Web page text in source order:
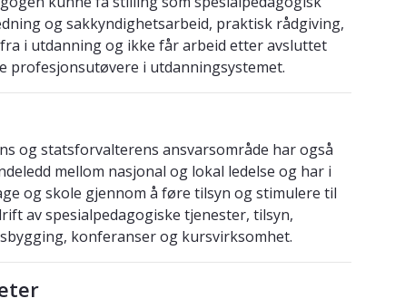
og sakkyndighetsarbeid, praktisk rådgiving,
i utdanning og ikke får arbeid etter avsluttet
profesjonsutøvere i utdanningsystemet.
og statsforvalterens ansvarsområde har også
mellom nasjonal og lokal ledelse og har i
og skole gjennom å føre tilsyn og stimulere til
av spesialpedagogiske tjenester, tilsyn,
konferanser og kursvirksomhet.